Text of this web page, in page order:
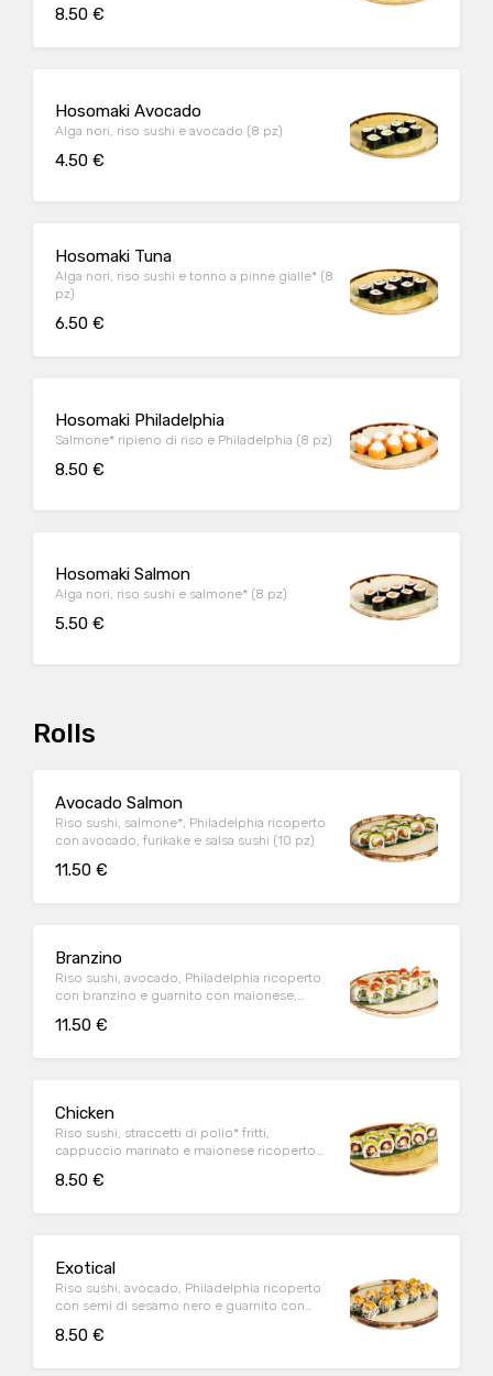
8.50 €
Hosomaki Avocado
Alga nori, riso sushi e avocado (8 pz)
4.50 €
Hosomaki Tuna
Alga nori, riso sushi e tonno a pinne gialle* (8
pz)
6.50 €
Hosomaki Philadelphia
Salmone* ripieno di riso e Philadelphia (8 pz)
8.50 €
Hosomaki Salmon
Alga nori, riso sushi e salmone* (8 pz)
5.50 €
Rolls
Avocado Salmon
Riso sushi, salmone*, Philadelphia ricoperto
con avocado, furikake e salsa sushi (10 pz)
11.50 €
Branzino
Riso sushi, avocado, Philadelphia ricoperto
con branzino e guarnito con maionese,
11.50 €
Chicken
Riso sushi, straccetti di pollo* fritti,
cappuccio marinato e maionese ricoperto
di nocciole (10 pz)
8.50 €
Exotical
Riso sushi, avocado, Philadelphia ricoperto
con semi di sesamo nero e guarnito con
8.50 €